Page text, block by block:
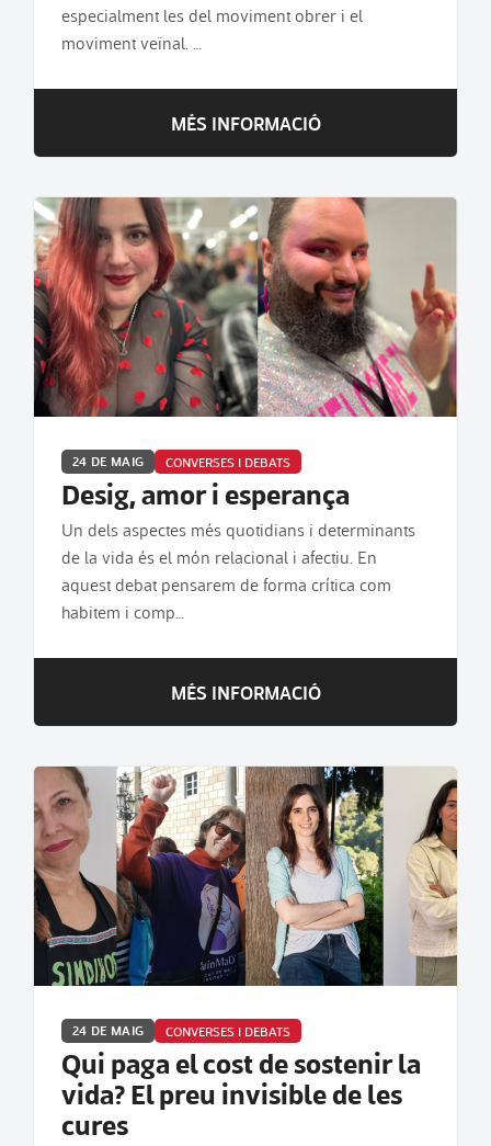
especialment les del moviment obrer i el
moviment veïnal. …
MÉS INFORMACIÓ
24 DE MAIG CONVERSES I DEBATS
Desig, amor i esperança
Un dels aspectes més quotidians i determinants
de la vida és el món relacional i afectiu. En
aquest debat pensarem de forma crítica com
habitem i comp…
MÉS INFORMACIÓ
24 DE MAIG CONVERSES I DEBATS
Qui paga el cost de sostenir la
vida? El preu invisible de les
cures